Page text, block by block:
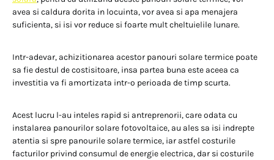
avea si caldura dorita in locuinta, vor avea si apa menajera
suficienta, si isi vor reduce si foarte mult cheltuielile lunare.
Intr-adevar, achizitionarea acestor panouri solare termice poate
sa fie destul de costisitoare, insa partea buna este aceea ca
investitia va fi amortizata intr-o perioada de timp scurta.
Acest lucru l-au inteles rapid si antreprenorii, care odata cu
instalarea panourilor solare fotovoltaice, au ales sa isi indrepte
atentia si spre panourile solare termice, iar astfel costurile
facturilor privind consumul de energie electrica, dar si costurile